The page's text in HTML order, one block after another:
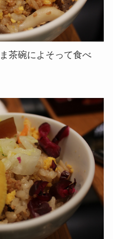
茶碗によそって食べ